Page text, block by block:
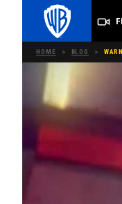
HOME > BLOG >